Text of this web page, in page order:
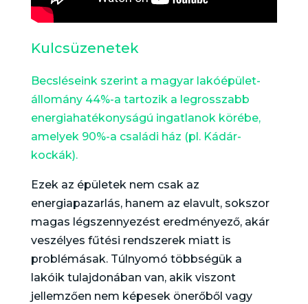
Kulcsüzenetek
Becsléseink szerint a magyar lakóépület-
állomány 44%-a tartozik a legrosszabb
energiahatékonyságú ingatlanok körébe,
amelyek 90%-a családi ház (pl. Kádár-
kockák).
Ezek az épületek nem csak az
energiapazarlás, hanem az elavult, sokszor
magas légszennyezést eredményező, akár
veszélyes fűtési rendszerek miatt is
problémásak. Túlnyomó többségük a
lakóik tulajdonában van, akik viszont
jellemzően nem képesek önerőből vagy